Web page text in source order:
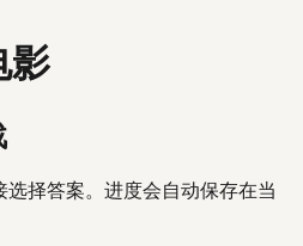
影
择答案。进度会自动保存在当